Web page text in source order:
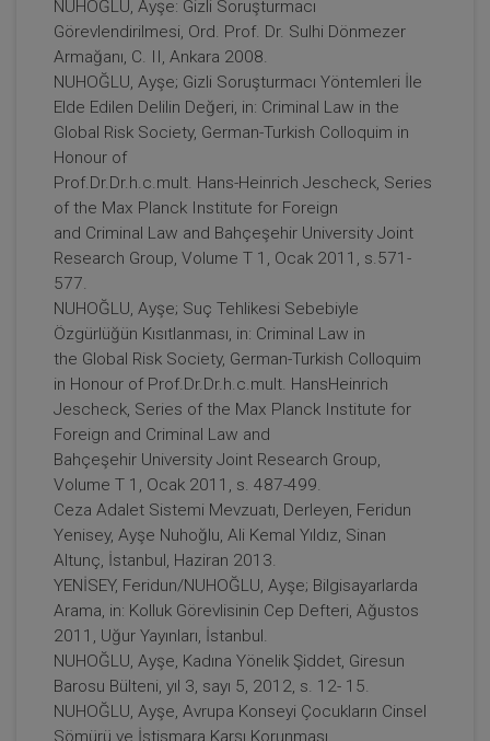
NUHOĞLU, Ayşe: Gizli Soruşturmacı
Görevlendirilmesi, Ord. Prof. Dr. Sulhi Dönmezer
Armağanı, C. II, Ankara 2008.
NUHOĞLU, Ayşe; Gizli Soruşturmacı Yöntemleri İle
Elde Edilen Delilin Değeri, in: Criminal Law in the
Global Risk Society, German-Turkish Colloquim in
Honour of
Prof.Dr.Dr.h.c.mult. Hans-Heinrich Jescheck, Series
of the Max Planck Institute for Foreign
and Criminal Law and Bahçeşehir University Joint
Research Group, Volume T 1, Ocak 2011, s.571-
577.
NUHOĞLU, Ayşe; Suç Tehlikesi Sebebiyle
Özgürlüğün Kısıtlanması, in: Criminal Law in
the Global Risk Society, German-Turkish Colloquim
in Honour of Prof.Dr.Dr.h.c.mult. HansHeinrich
Jescheck, Series of the Max Planck Institute for
Foreign and Criminal Law and
Bahçeşehir University Joint Research Group,
Volume T 1, Ocak 2011, s. 487-499.
Ceza Adalet Sistemi Mevzuatı, Derleyen, Feridun
Yenisey, Ayşe Nuhoğlu, Ali Kemal Yıldız, Sinan
Altunç, İstanbul, Haziran 2013.
YENİSEY, Feridun/NUHOĞLU, Ayşe; Bilgisayarlarda
Arama, in: Kolluk Görevlisinin Cep Defteri, Ağustos
2011, Uğur Yayınları, İstanbul.
NUHOĞLU, Ayşe, Kadına Yönelik Şiddet, Giresun
Barosu Bülteni, yıl 3, sayı 5, 2012, s. 12- 15.
NUHOĞLU, Ayşe, Avrupa Konseyi Çocukların Cinsel
Sömürü ve İstismara Karşı Korunması